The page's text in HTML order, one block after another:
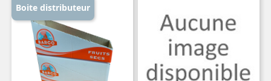
Boite distributeur